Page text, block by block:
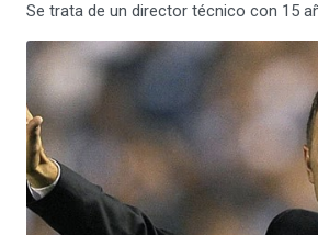
Se trata de un director técnico con 15